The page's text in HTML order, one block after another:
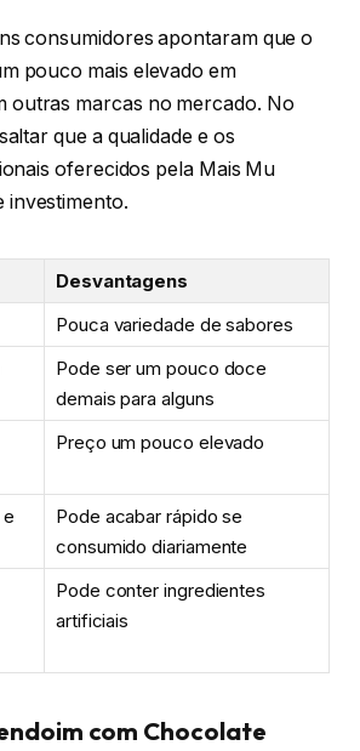
consumidores apontaram que o
pouco mais elevado em
outras marcas no mercado. No
que a qualidade e os
oferecidos pela Mais Mu
investimento.
Desvantagens
Pouca variedade de sabores
Pode ser um pouco doce
demais para alguns
Preço um pouco elevado
Pode acabar rápido se
consumido diariamente
Pode conter ingredientes
artificiais
com Chocolate